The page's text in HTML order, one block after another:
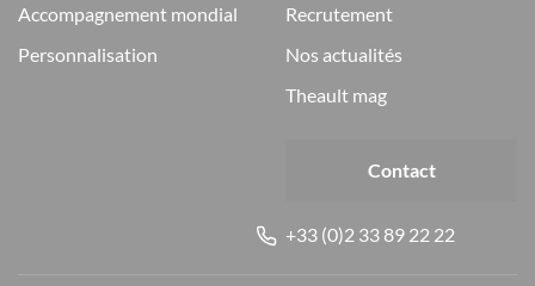
accompagnement mondial
personnalisation
recrutement
nos actualités
theault mag
Contact
+33 (0)2 33 89 22 22